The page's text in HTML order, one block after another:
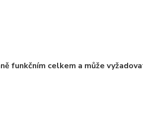
funkčním celkem a může